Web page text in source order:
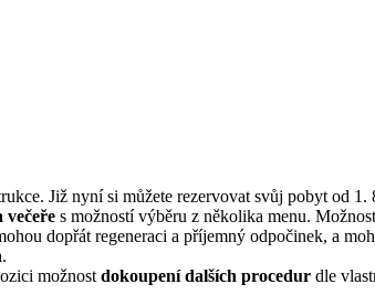
Již nyní si můžete rezervovat svůj pobyt od 1.
večeře s možností výběru z několika menu.
dopřát regeneraci a příjemný odpočinek, a
možnost dokoupení dalších procedur dle